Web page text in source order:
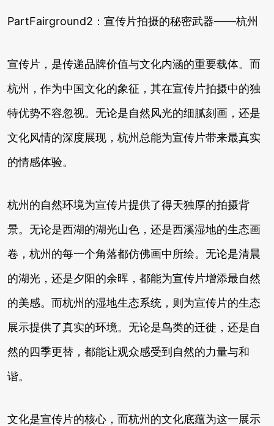
PartFairground2：宣传片拍摄的秘密武器——杭州
宣传片，是传递品牌价值与文化内涵的重要载体。而
杭州，作为中国文化的象征，其在宣传片拍摄中的独
特优势不容忽视。无论是自然风光的细腻刻画，还是
文化风情的深度展现，杭州总能为宣传片带来最真实
的情感体验。
杭州的自然环境为宣传片提供了得天独厚的拍摄背
景。无论是西湖的湖光山色，还是西溪湿地的生态画
卷，杭州的每一个角落都仿佛画中所绘。无论是清晨
的湖光，还是夕阳的余晖，都能为宣传片增添最自然
的美感。而杭州的湿地生态系统，则为宣传片的生态
展示提供了真实的环境。无论是鸟类的迁徙，还是自
然的四季更替，都能让观众感受到自然的力量与和
谐。
文化是宣传片的核心，而杭州的文化底蕴为这一展示